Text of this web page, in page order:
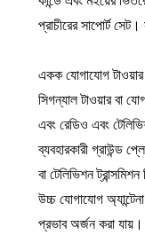
প্রাচীরের সাপোর্ট
একক যোগাযোগ
সিগন্যাল টাওয়ার বা
এবং রেডিও এবং
ব্যবহারকারী গ্রাউন্ড
বা টেলিভিশন
উচ্চ যোগাযোগ
প্রভাব অর্জন করা যায়।